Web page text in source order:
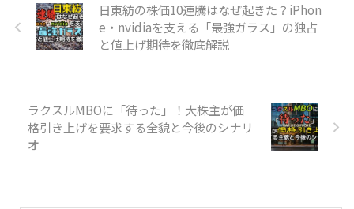
日東紡の株価10連騰はなぜ起きた？iPhon
e・nvidiaを支える「最強ガラス」の独占
と値上げ期待を徹底解説
ラクスルMBOに「待った」！大株主が価
格引き上げを要求する全貌と今後のシナリ
オ